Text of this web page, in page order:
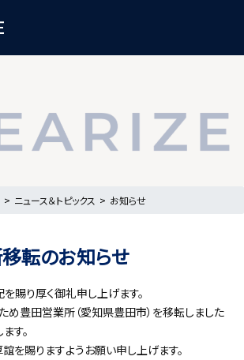
ニュース＆トピックス お知らせ
転のお知らせ
賜り厚く御礼申し上げます。
め豊田営業所（愛知県豊田市）を移転しました
す。
を賜りますようお願い申し上げます。